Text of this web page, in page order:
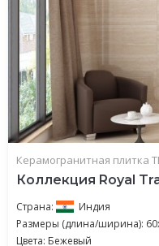
Керамогранитная плитка
Коллекция Royal
Страна:
Индия
Размеры (длина/ширина):
Цвета: Бежевый